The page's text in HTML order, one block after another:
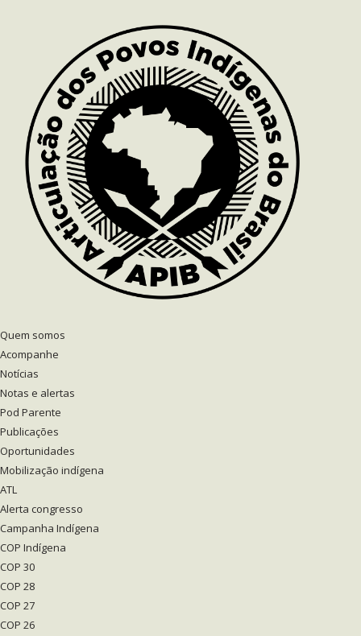
Quem somos
Acompanhe
Notícias
Notas e alertas
Pod Parente
Publicações
Oportunidades
Mobilização indígena
ATL
Alerta congresso
Campanha Indígena
COP Indígena
COP 30
COP 28
COP 27
COP 26